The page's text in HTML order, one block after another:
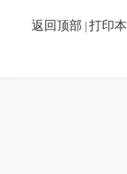
返回顶部 打印